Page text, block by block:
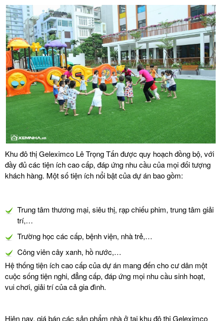
Khu đô thị Geleximco Lê Trọng Tấn được quy hoạch đồng bộ, với
đầy đủ các tiện ích cao cấp, đáp ứng nhu cầu của mọi đối tượng
khách hàng. Một số tiện ích nổi bật của dự án bao gồm:
Trung tâm thương mại, siêu thị, rạp chiếu phim, trung tâm giải
trí,…
Trường học các cấp, bệnh viện, nhà trẻ,…
Công viên cây xanh, hồ nước,…
Hệ thống tiện ích cao cấp của dự án mang đến cho cư dân một
cuộc sống tiện nghi, đẳng cấp, đáp ứng mọi nhu cầu sinh hoạt,
vui chơi, giải trí của cả gia đình.
Hiện nay, giá bán các sản phẩm nhà ở tại khu đô thị Geleximco